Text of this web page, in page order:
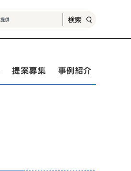
検索
提案募集 事例紹介